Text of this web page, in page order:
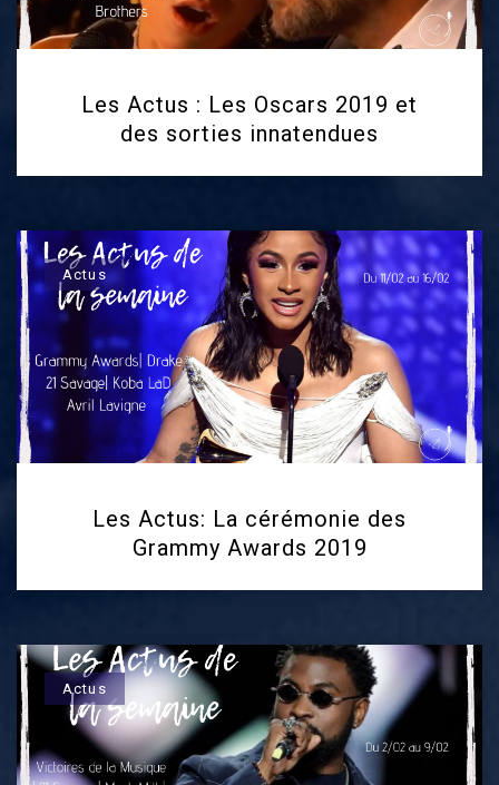
Les Actus : Les Oscars 2019 et
des sorties innatendues
Actus
Les Actus: La cérémonie des
Grammy Awards 2019
Actus